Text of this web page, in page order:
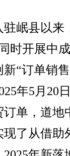
岷县以来
时开展中
“订单销
年5月20
单，道地
现了从借助